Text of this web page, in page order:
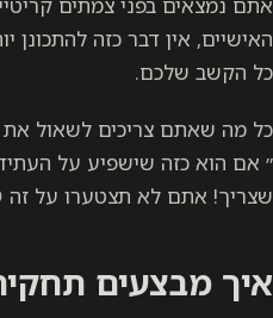
אתם נמצאים בפני צמתים
האישיים, אין דבר כזה
כל הקשב שלכם.
כל מה שאתם צריכים לשאול
״ אם הוא כזה שישפיע על
שצריך! אתם לא תצטערו על זה
איך מבצעים